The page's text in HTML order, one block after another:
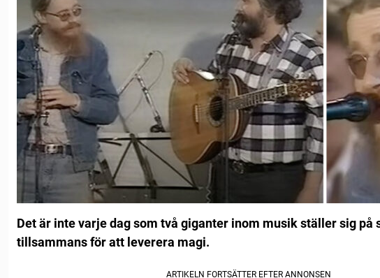
Det är inte varje dag som två giganter inom musik ställer sig på
tillsammans för att leverera magi.